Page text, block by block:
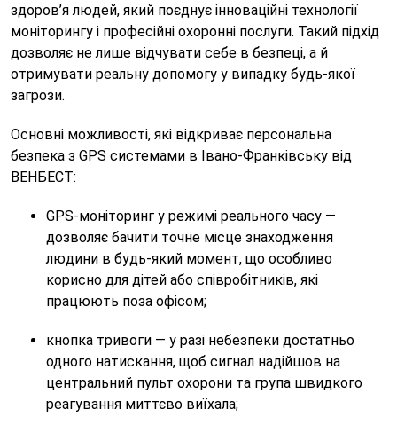
здоров’я людей, який поєднує інноваційні технології
моніторингу і професійні охоронні послуги. Такий підхід
дозволяє не лише відчувати себе в безпеці, а й
отримувати реальну допомогу у випадку будь-якої
загрози.
Основні можливості, які відкриває персональна
безпека з GPS системами в Івано-Франківську від
ВЕНБЕСТ:
GPS-моніторинг у режимі реального часу —
дозволяє бачити точне місце знаходження
людини в будь-який момент, що особливо
корисно для дітей або співробітників, які
працюють поза офісом;
кнопка тривоги — у разі небезпеки достатньо
одного натискання, щоб сигнал надійшов на
центральний пульт охорони та група швидкого
реагування миттєво виїхала;